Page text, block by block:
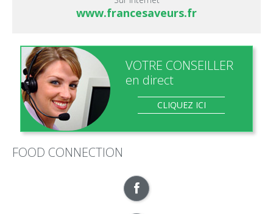
www.francesaveurs.fr
VOTRE CONSEILLER
en direct
CLIQUEZ ICI
FOOD CONNECTION